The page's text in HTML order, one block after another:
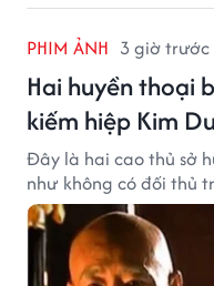
PHIM ẢNH 3 giờ trước
Hai huyền thoại
kiếm hiệp Kim
Đây là hai cao thủ sở
như không có đối thủ